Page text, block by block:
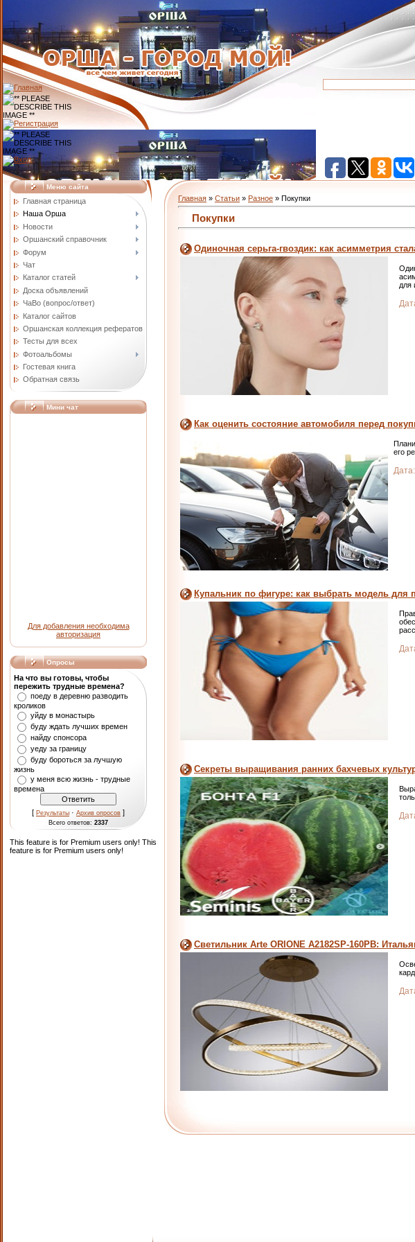
Меню сайта
Главная страница
Наша Орша
Новости
Оршанский справочник
Форум
Чат
Каталог статей
Доска объявлений
ЧаВо (вопрос/ответ)
Каталог сайтов
Оршанская коллекция рефератов
Тесты для всех
Фотоальбомы
Гостевая книга
Обратная связь
Мини чат
Для добавления необходима
авторизация
Опросы
На что вы готовы, чтобы
пережить трудные времена?
поеду в деревню разводить
кроликов
уйду в монастырь
буду ждать лучших времен
найду спонсора
уеду за границу
буду бороться за лучшую
жизнь
у меня всю жизнь - трудные
времена
[ Результаты · Архив опросов ]
Всего ответов: 2337
This feature is for Premium users only! This
feature is for Premium users only!
Главная » Статьи » Разное » Покупки
Покупки
Одиночная серьга-гвоздик: как асимметрия
для
Как оценить состояние автомобиля перед
его
Дата:
Купальник по фигуре: как выбрать модель для
Секреты выращивания ранних бахчевых
Светильник Arte ORIONE A2182SP-160PB: